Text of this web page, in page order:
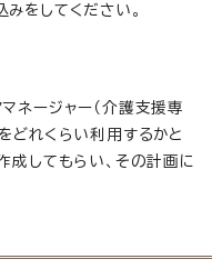
をしてください。
ネージャー（介護支援専
どれくらい利用するかと
成してもらい、その計画に